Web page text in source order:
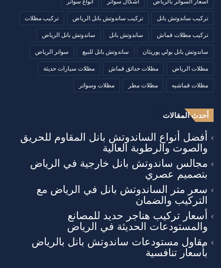
تركيب ساندوتش بانل تركيب ساندوتش بانل الرياض تركيب مظلات
تركيب مظلات قماش ساندوتش بانل ساندوتش بانل الرياض
ساندوتش بانل بولي يوريثان ساندوتش بانل للبيع سواتر الرياض
مظلات الرياض مظلات حدائق قماش مظلات سيارات حديثة
مظلات قماشيه مظلات مطر مظلات وسواتر
أحدث المقالات
أفضل أنواع الساندوتش بانل المقاوم للحريق
والصوت والرطوبة العالية
مجالس ساندوتش بانل خارجية في الرياض
بتصميم عصري
سعر متر الساندوتش بانل في الرياض مع
التركيب والضمان
أسعار تركيب هناجر حديد للمصانع
والمستودعات الحديثة في الرياض
مقاول مستودعات ساندوتش بانل بالرياض
بأسعار تنافسية